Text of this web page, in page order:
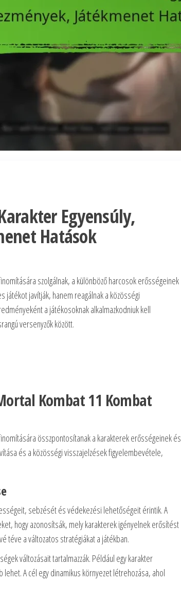
Egyensúly,
Hatások
szolgálnak, a különböző harcosok erősségeinek
játékot javítják, hanem reagálnak a közösségi
a játékosoknak alkalmazkodniuk kell
versenyzők között.
Kombat 11 Kombat
összpontosítanak a karakterek erősségeinek és
és a közösségi visszajelzések figyelembevétele,
sebzését és védekezési lehetőségeit érintik. A
hogy azonosítsák, mely karakterek igényelnek erősítést
téve a változatos stratégiákat a játékban.
változásait tartalmazzák. Például egy karakter
A cél egy dinamikus környezet létrehozása, ahol